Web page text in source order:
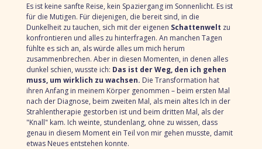
Es ist keine sanfte Reise, kein Spaziergang im Sonnenlicht. Es ist
für die Mutigen. Für diejenigen, die bereit sind, in die
Dunkelheit zu tauchen, sich mit der eigenen Schattenwelt zu
konfrontieren und alles zu hinterfragen. An manchen Tagen
fühlte es sich an, als würde alles um mich herum
zusammenbrechen. Aber in diesen Momenten, in denen alles
dunkel schien, wusste ich: Das ist der Weg, den ich gehen
muss, um wirklich zu wachsen. Die Transformation hat
ihren Anfang in meinem Körper genommen – beim ersten Mal
nach der Diagnose, beim zweiten Mal, als mein altes Ich in der
Strahlentherapie gestorben ist und beim dritten Mal, als der
"Knall" kam. Ich weinte, stundenlang, ohne zu wissen, dass
genau in diesem Moment ein Teil von mir gehen musste, damit
etwas Neues entstehen konnte.